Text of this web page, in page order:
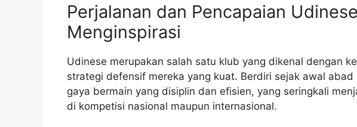
Perjalanan dan Pencapaian
Menginspirasi
Udinese merupakan salah satu klub yang dikenal dengan
strategi defensif mereka yang kuat. Berdiri sejak awal
gaya bermain yang disiplin dan efisien, yang seringkali
di kompetisi nasional maupun internasional.